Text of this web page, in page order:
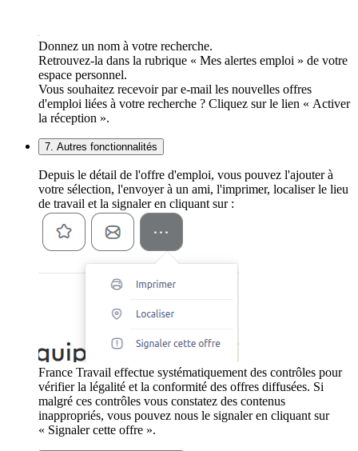
Donnez un nom à votre recherche.
Retrouvez-la dans la rubrique « Mes alertes emploi » de votre
espace personnel.
Vous souhaitez recevoir par e-mail les nouvelles offres
d'emploi liées à votre recherche ? Cliquez sur le lien « Activer
la réception ».
7. Autres fonctionnalités
Depuis le détail de l'offre d'emploi, vous pouvez l'ajouter à
votre sélection, l'envoyer à un ami, l'imprimer, localiser le lieu
de travail et la signaler en cliquant sur :
France Travail effectue systématiquement des contrôles pour
vérifier la légalité et la conformité des offres diffusées. Si
malgré ces contrôles vous constatez des contenus
inappropriés, vous pouvez nous le signaler en cliquant sur
« Signaler cette offre ».